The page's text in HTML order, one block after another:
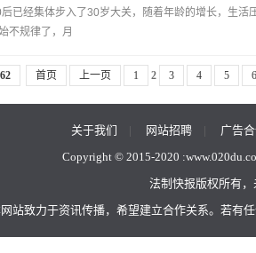
已经集体步入了30岁大关，随着年龄的增长，生活
不规律了，月
首页 上一页 1 2 3 4 5 6
关于我们 | 网站招聘| 广告
Copyright © 2015-2020 :
法制快报版权所有
站致力于资讯传播，希望建立合作关系。若有